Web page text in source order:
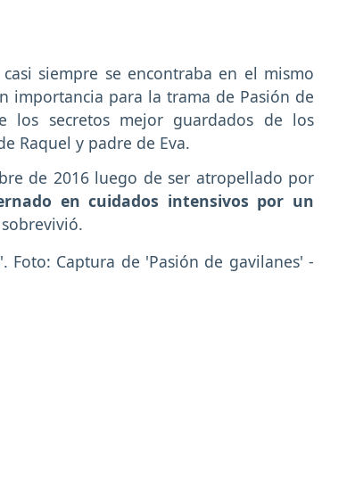
siempre se encontraba en el mismo
importancia para la trama de Pasión de
los secretos mejor guardados de los
Raquel y padre de Eva.
de 2016 luego de ser atropellado por
en cuidados intensivos por un